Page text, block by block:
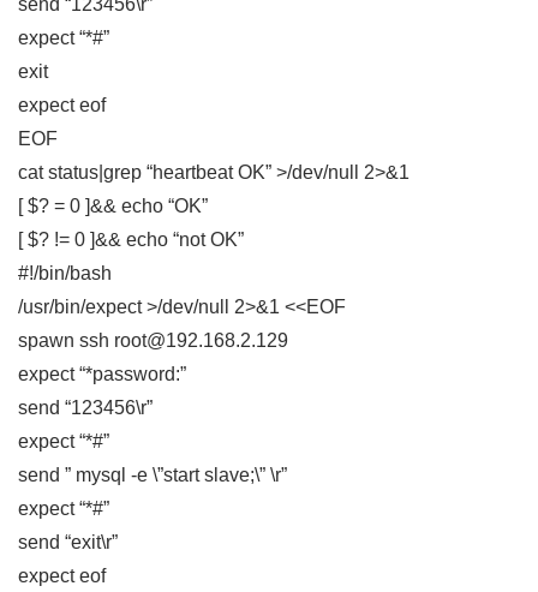
send “123456\r”
expect “*#”
exit
expect eof
EOF
cat status|grep “heartbeat OK” >/dev/null 2>&1
[ $? = 0 ]&& echo “OK”
[ $? != 0 ]&& echo “not OK”
#!/bin/bash
/usr/bin/expect >/dev/null 2>&1 <<EOF
spawn ssh root@192.168.2.129
expect “*password:”
send “123456\r”
expect “*#”
send ” mysql -e \”start slave;\” \r”
expect “*#”
send “exit\r”
expect eof